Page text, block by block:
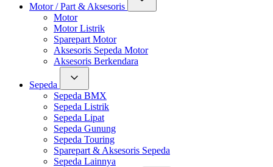
Motor / Part & Aksesoris
Motor
Motor Listrik
Sparepart Motor
Aksesoris Sepeda Motor
Aksesoris Berkendara
Sepeda
Sepeda BMX
Sepeda Listrik
Sepeda Lipat
Sepeda Gunung
Sepeda Touring
Sparepart & Aksesoris Sepeda
Sepeda Lainnya